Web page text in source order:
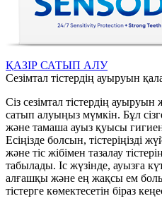
ҚАЗІР САТЫП АЛУ
Сезімтал тістердің ауыруын
Сіз сезімтал тістердің ауыруын
сатып алуыңыз мүмкін. Бұл
және тамаша ауыз қуысы
Есіңізде болсын, тістеріңізді
және тіс жібімен тазалау
табылады. Іс жүзінде, ауызға
алғашқы және ең жақсы ем
тістерге көмектесетін біраз